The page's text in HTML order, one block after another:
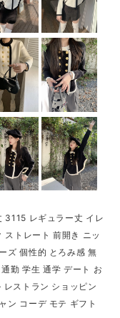
3115 レギュラー丈 イレ
ストレート 前開き ニッ
ズ 個性的 とろみ感 無
勤 学生 通学 デート お
ストラン ショッピン
ン コーデ モテ ギフト